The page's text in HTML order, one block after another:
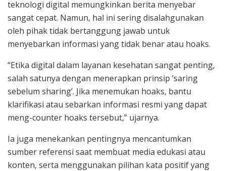
teknologi digital memungkinkan berita menyebar
sangat cepat. Namun, hal ini sering disalahgunakan
oleh pihak tidak bertanggung jawab untuk
menyebarkan informasi yang tidak benar atau hoaks.
“Etika digital dalam layanan kesehatan sangat penting,
salah satunya dengan menerapkan prinsip ‘saring
sebelum sharing’. Jika menemukan hoaks, bantu
klarifikasi atau sebarkan informasi resmi yang dapat
meng-counter hoaks tersebut,” ujarnya.
Ia juga menekankan pentingnya mencantumkan
sumber referensi saat membuat media edukasi atau
konten, serta menggunakan pilihan kata positif yang